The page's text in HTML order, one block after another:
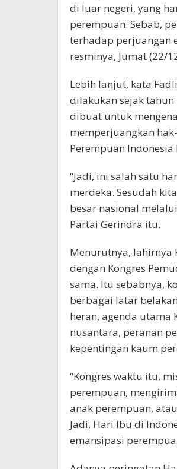
di luar negeri, yang
perempuan. Sebab,
terhadap perjuangan
resminya, Jumat (22/
Lebih lanjut, kata
dilakukan sejak tahun
dibuat untuk
memperjuangkan
Perempuan
“Jadi, ini salah satu
merdeka. Sesudah
besar nasional
Partai Gerindra itu.
Menurutnya, lahirnya
dengan Kongres
sama. Itu sebabnya,
berbagai latar
heran, agenda utama
nusantara, peranan
kepentingan kaum
“Kongres waktu itu,
perempuan,
anak perempuan,
Jadi, Hari Ibu di
emansipasi